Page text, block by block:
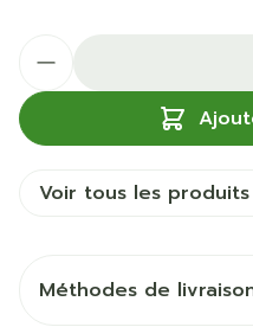
Voir tous les
Méthodes de